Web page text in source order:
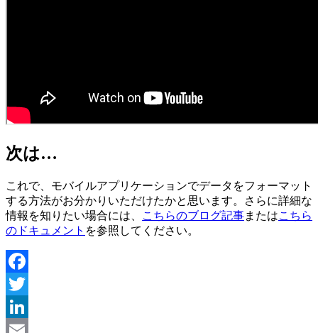
次は…
これで、モバイルアプリケーションでデータをフォーマット
する方法がお分かりいただけたかと思います。さらに詳細な
情報を知りたい場合には、
こちらのブログ記事またはこちら
のドキュメント を参照してください。
Facebook
Twitter
LinkedIn